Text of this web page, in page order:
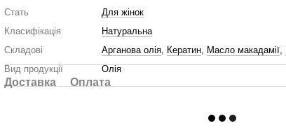
Стать
Для жінок
Класифікація
Натуральна
Складові
Арганова олія, Кератин, Масло макадамії,
Вид продукції
Олія
Доставка Оплата